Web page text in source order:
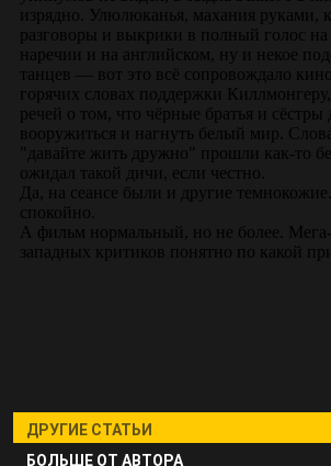
ДРУГИЕ СТАТЬИ
БОЛЬШЕ ОТ АВТОРА